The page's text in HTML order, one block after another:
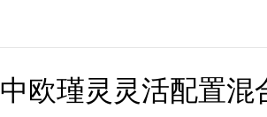
中欧瑾灵灵活配置混